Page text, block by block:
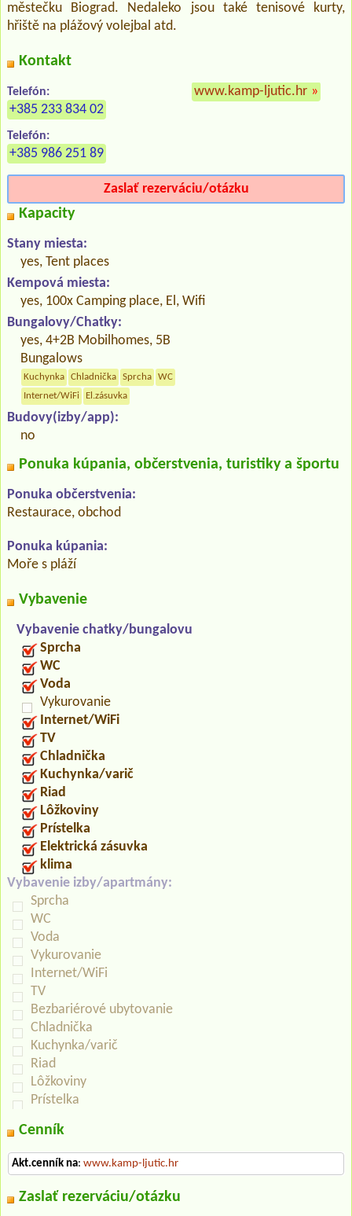
městečku Biograd. Nedaleko jsou také tenisové kurty,
hřiště na plážový volejbal atd.
Kontakt
Telefón:
+385 233 834 02
Telefón:
+385 986 251 89
www.kamp-ljutic.hr »
Zaslať rezerváciu/otázku
Kapacity
Stany miesta:
yes, Tent places
Kempová miesta:
yes, 100x Camping place, El, Wifi
Bungalovy/Chatky:
yes, 4+2B Mobilhomes, 5B
Bungalows
Kuchynka Chladnička Sprcha
WC
Internet/WiFi
El.zásuvka
Budovy(izby/app):
no
Ponuka kúpania, občerstvenia, turistiky a športu
Ponuka občerstvenia:
Restaurace, obchod
Ponuka kúpania:
Moře s pláží
Vybavenie
Vybavenie chatky/bungalovu
Sprcha
WC
Voda
Vykurovanie
Internet/WiFi
TV
Chladnička
Kuchynka/varič
Riad
Lôžkoviny
Prístelka
Elektrická zásuvka
klima
Vybavenie izby/apartmány:
Sprcha
WC
Voda
Vykurovanie
Internet/WiFi
TV
Bezbariérové ubytovanie
Chladnička
Kuchynka/varič
Riad
Lôžkoviny
Prístelka
Cenník
Akt.cenník na: www.kamp-ljutic.hr
Zaslať rezerváciu/otázku